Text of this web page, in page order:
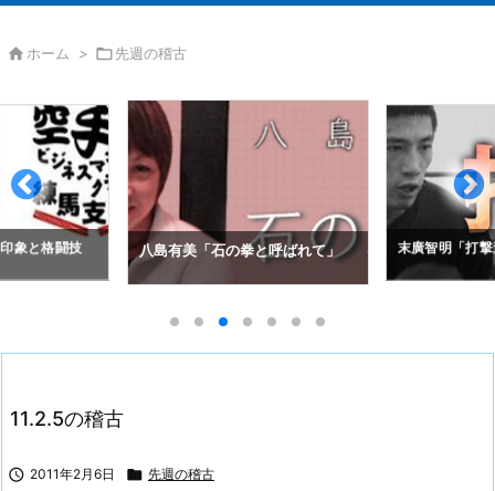
 ホーム > 先週の稽古
象と格闘技 八島有美「石の拳と呼ばれて」 末廣智明「打
11.2.5の稽古
 2011年2月6日  先週の稽古